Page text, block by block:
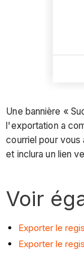
Une bannière «
l'exportation a
courriel pour
et inclura un lien
Voir
Exporter le
Exporter le